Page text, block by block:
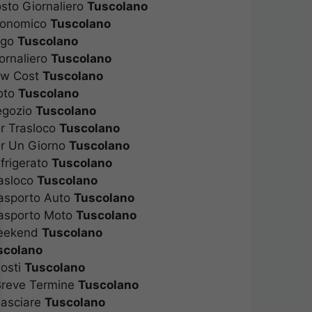
Giornaliero Tuscolano
Tuscolano
Tuscolano
Tuscolano
Cost Tuscolano
Tuscolano
Tuscolano
Trasloco Tuscolano
Un Giorno Tuscolano
Tuscolano
Tuscolano
Auto Tuscolano
Moto Tuscolano
Tuscolano
Tuscolano
Termine Tuscolano
Tuscolano